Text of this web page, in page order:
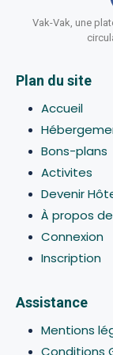
Vak-Vak, une
Plan du site
Accueil
Bons-plans
Activites
Devenir
À propos
Connexion
Inscription
Assistance
Mentions
Conditions